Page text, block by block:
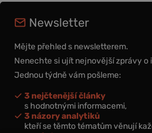
Newsletter
Mějte přehled s newsletterem.
Nenechte si ujít nejnovější zprávy o
Jednou týdně vám pošleme:
3 nejčtenější články
s hodnotnými informacemi,
3 názory analytiků
kteří se těmto tématům věnují